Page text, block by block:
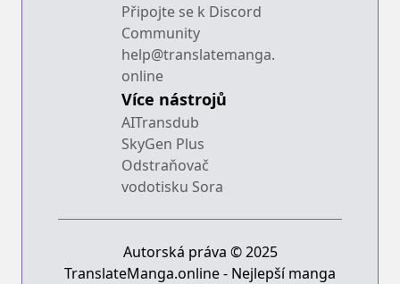
Připojte se k Discord
Community
help@translatemanga.
online
Více nástrojů
AITransdub
SkyGen Plus
Odstraňovač
vodotisku Sora
Autorská práva © 2025
TranslateManga.online - Nejlepší manga